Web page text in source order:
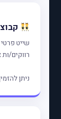
קבוצות
שייט פרטי
רווקים/
ניתן